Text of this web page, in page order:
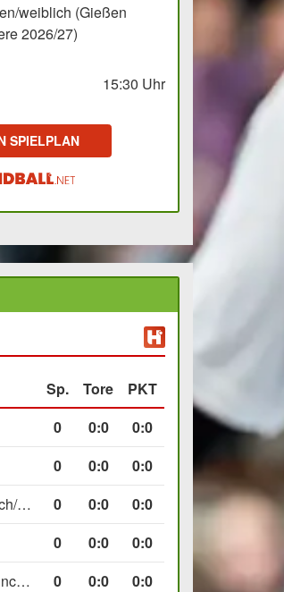
weiblich (Gießen
2026/27)
15:30 Uhr
SPIELPLAN
Sp. Tore
PKT
0 0:0
0:0
0 0:0
0:0
MSG Rechtenbach/Wetzlar II 0 0:0
0:0
0 0:0
0:0
HSG Dutenh./Münchholzh. IV 0 0:0
0:0